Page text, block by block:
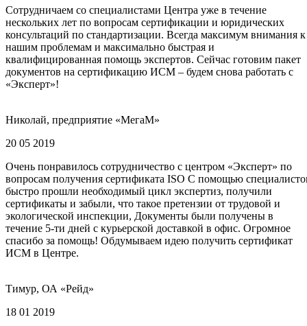
Сотрудничаем со специалистами Центра уже в течение
нескольких лет по вопросам сертификации и юридических
консультаций по стандартизации. Всегда максимум внимания к
нашим проблемам и максимально быстрая и
квалифицированная помощь экспертов. Сейчас готовим пакет
документов на сертификацию ИСМ – будем снова работать с
«Эксперт»!
Николай, предприятие «МегаМ»
20 05 2019
Очень понравилось сотрудничество с центром «Эксперт» по
вопросам получения сертификата ISO С помощью
быстро прошли необходимый цикл экспертиз, получили
сертификаты и забыли, что такое претензии от трудовой и
экологической инспекции, Документы были получены в
течение 5-ти дней с курьерской доставкой в офис. Огромное
спасибо за помощь! Обдумываем идею получить сертификат
ИСМ в Центре.
Тимур, ОА «Рейд»
18 01 2019